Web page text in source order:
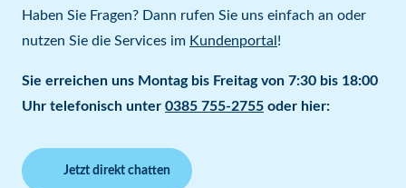
Haben Sie Fragen? Dann rufen Sie uns einfach an oder
nutzen Sie die Services im Kundenportal !
Sie erreichen uns Montag bis Freitag von 7:30 bis 18:00
Uhr telefonisch unter 0385 755-2755 oder hier:
Jetzt direkt chatten